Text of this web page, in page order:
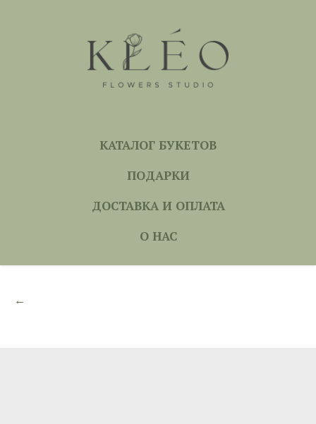
КАТАЛОГ БУКЕТОВ
ПОДАРКИ
ДОСТАВКА И ОПЛАТА
О НАС
←